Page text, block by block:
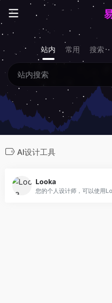
站内 常用 搜索
AI设计工具
Looka
您的个人设计师，可以使用